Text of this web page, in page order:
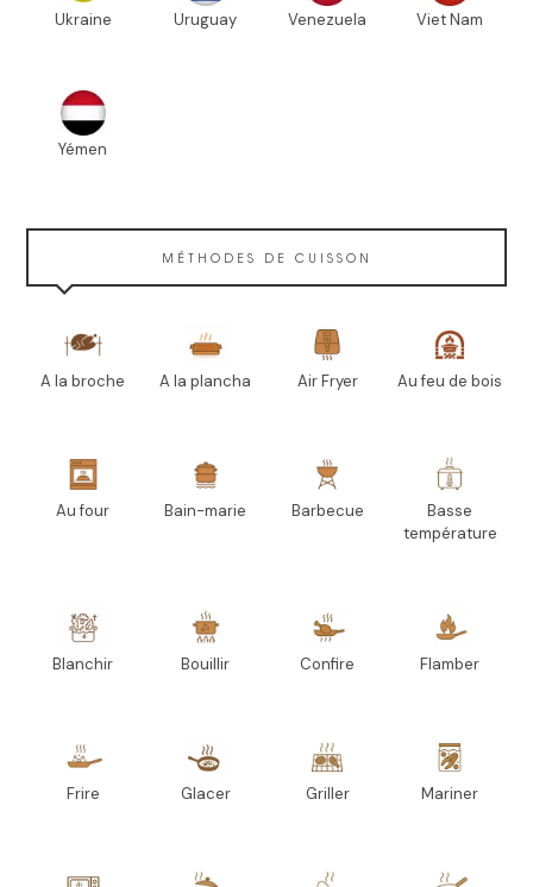
Ukraine Uruguay Venezuela Viet Nam
Yémen
MÉTHODES DE CUISSON
A la broche A la plancha Air Fryer Au feu de bois
Au four Bain-marie Barbecue
Basse
température
Blanchir Bouillir Confire Flamber
Frire Glacer Griller Mariner